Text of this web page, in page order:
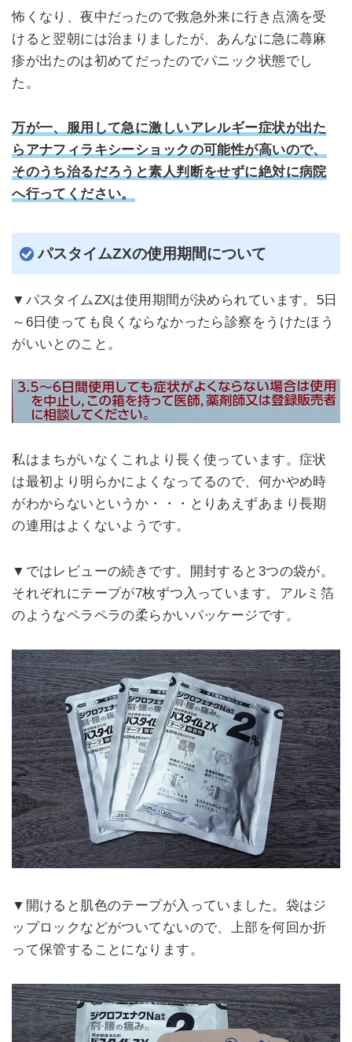
怖くなり、夜中だったので救急外来に行き点滴を受
けると翌朝には治まりましたが、あんなに急に蕁麻
疹が出たのは初めてだったのでパニック状態でし
た。
万が一、服用して急に激しいアレルギー症状が出た
らアナフィラキシーショックの可能性が高いので、
そのうち治るだろうと素人判断をせずに絶対に病院
へ行ってください。
パスタイムZXの使用期間について
▼パスタイムZXは使用期間が決められています。5日
～6日使っても良くならなかったら診察をうけたほう
がいいとのこと。
私はまちがいなくこれより長く使っています。症状
は最初より明らかによくなってるので、何かやめ時
がわからないというか・・・とりあえずあまり長期
の連用はよくないようです。
▼ではレビューの続きです。開封すると3つの袋が。
それぞれにテープが7枚ずつ入っています。アルミ箔
のようなペラペラの柔らかいパッケージです。
▼開けると肌色のテープが入っていました。袋はジ
ップロックなどがついてないので、上部を何回か折
って保管することになります。